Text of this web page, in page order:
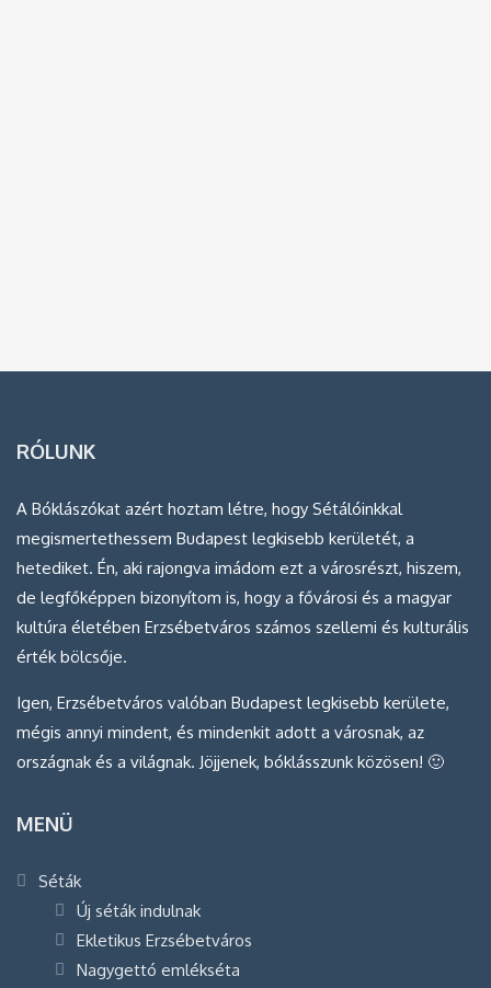
RÓLUNK
A Bóklászókat azért hoztam létre, hogy Sétálóinkkal
megismertethessem Budapest legkisebb kerületét, a
hetediket. Én, aki rajongva imádom ezt a városrészt, hiszem,
de legfőképpen bizonyítom is, hogy a fővárosi és a magyar
kultúra életében Erzsébetváros számos szellemi és kulturális
érték bölcsője.
Igen, Erzsébetváros valóban Budapest legkisebb kerülete,
mégis annyi mindent, és mindenkit adott a városnak, az
országnak és a világnak. Jöjjenek, bóklásszunk közösen! 🙂
MENÜ
Séták
Új séták indulnak
Ekletikus Erzsébetváros
Nagygettó emlékséta